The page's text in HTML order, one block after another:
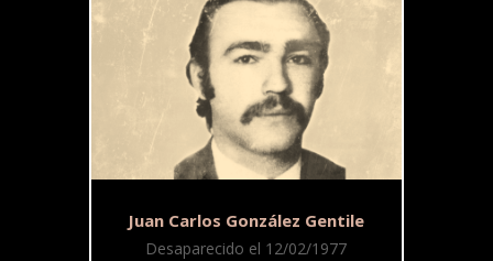
Juan Carlos González Gentile
Desaparecido el 12/02/1977